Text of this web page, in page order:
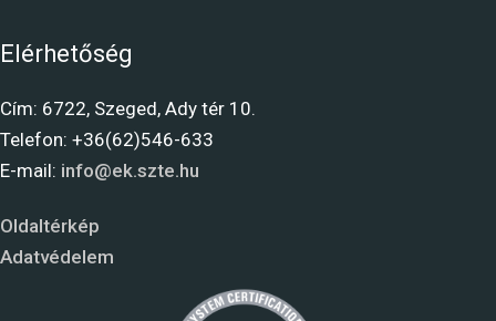
Elérhetőség
Cím: 6722, Szeged, Ady tér 10.
Telefon: +36(62)546-633
E-mail: info@ek.szte.hu
Oldaltérkép
Adatvédelem